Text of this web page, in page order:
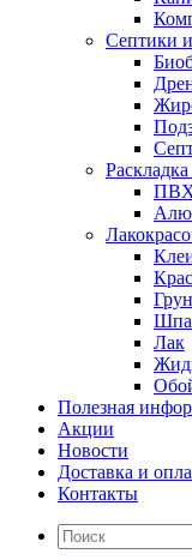
Септики
Лак
Полезная
Акции
Новости
Доставка и
Контакты